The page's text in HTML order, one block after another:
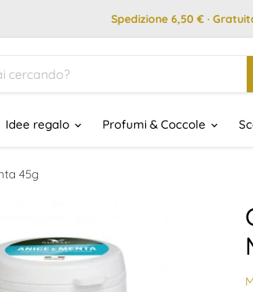
Spedizione 6,50 € ·
Idee regalo Profumi & Coccole
45g